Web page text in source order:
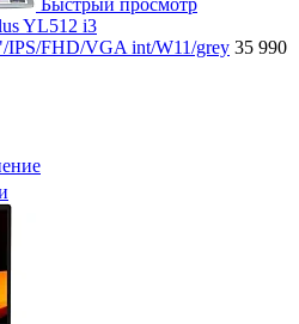
Быстрый просмотр
YL512 i3
IPS/FHD/VGA int/W11/grey 35 990